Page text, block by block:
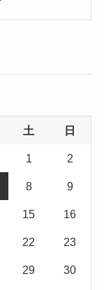
土 日
1 2
8 9
15 16
22 23
29 30